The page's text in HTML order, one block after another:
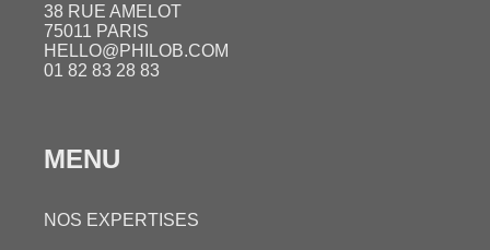
38 RUE AMELOT
75011 PARIS
HELLO@PHILOB.COM
01 82 83 28 83
MENU
NOS EXPERTISES